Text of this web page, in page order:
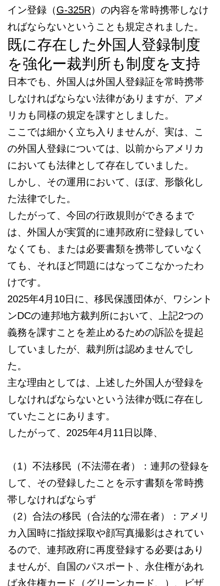
イン登録（G-325R）の内容を常時携帯しなけ
ればならないということも規定されました。
既に存在した外国人登録制度
を強化ー裁判所も制度を支持
日本でも、外国人は外国人登録証を常時携帯
しなければならない法律がありますが、アメ
リカも同様の規定を課すとしました。
ここでは細かく立ち入りませんが、実は、こ
の外国人登録については、以前からアメリカ
においても法律として存在していました。
しかし、その運用において、ほぼ、形骸化し
た法律でした。
したがって、今回の行政規則ができるまで
は、外国人が実質的に連邦政府に登録してい
なくても、または必要書類を携帯していなく
ても、それほど問題にはなってこなかったわ
けです。
2025年4月10日に、移民保護団体が、ワシント
ンDCの連邦地方裁判所において、上記2つの
義務を課すことを差止めるための訴訟を提起
していましたが、裁判所は認めませんでし
た。
主な理由としては、上述した外国人が登録を
しなければならないという法律が既に存在し
ていたことにあります。
したがって、2025年4月11日以降、
（1）不法移民（不法滞在者）：連邦の登録を
して、その登録したことを示す書類を常時携
帯しなければならず
（2）合法の移民（合法的な滞在者）：アメリ
カ入国時に指紋採取や顔写真撮影はされてい
るので、連邦政府に再度登録する必要はあり
ませんが、自国のパスポート、永住権があれ
ば永住権カード（グリーンカード、）、ビザ